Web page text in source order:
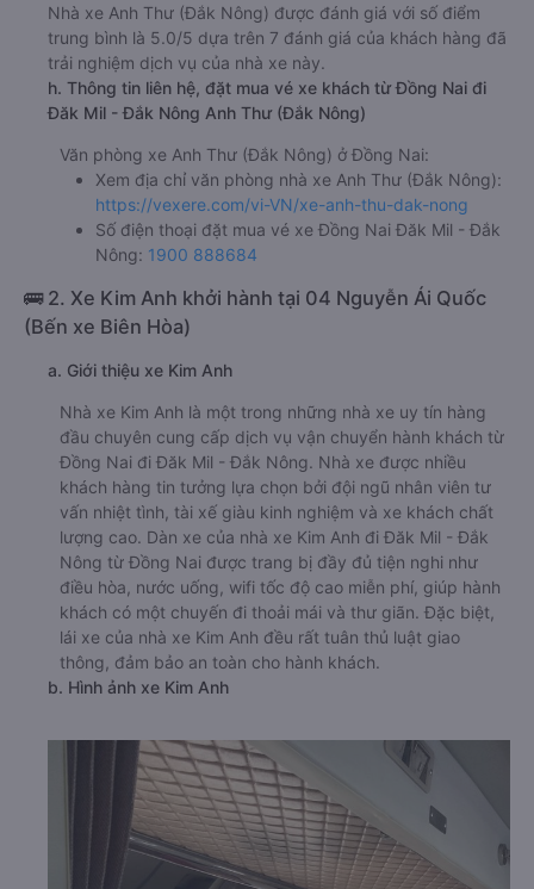
Nhà xe Anh Thư (Đắk Nông) được đánh giá với số điểm
trung bình là 5.0/5 dựa trên 7 đánh giá của khách hàng đã
trải nghiệm dịch vụ của nhà xe này.
h. Thông tin liên hệ, đặt mua vé xe khách từ Đồng Nai đi
Đăk Mil - Đắk Nông Anh Thư (Đắk Nông)
Văn phòng xe Anh Thư (Đắk Nông) ở Đồng Nai:
Xem địa chỉ văn phòng nhà xe Anh Thư (Đắk Nông):
https://vexere.com/vi-VN/xe-anh-thu-dak-nong
Số điện thoại đặt mua vé xe Đồng Nai Đăk Mil - Đắk
Nông: 1900 888684
🚌 2. Xe Kim Anh khởi hành tại 04 Nguyễn Ái Quốc
(Bến xe Biên Hòa)
a. Giới thiệu xe Kim Anh
Nhà xe Kim Anh là một trong những nhà xe uy tín hàng
đầu chuyên cung cấp dịch vụ vận chuyển hành khách từ
Đồng Nai đi Đăk Mil - Đắk Nông. Nhà xe được nhiều
khách hàng tin tưởng lựa chọn bởi đội ngũ nhân viên tư
vấn nhiệt tình, tài xế giàu kinh nghiệm và xe khách chất
lượng cao. Dàn xe của nhà xe Kim Anh đi Đăk Mil - Đắk
Nông từ Đồng Nai được trang bị đầy đủ tiện nghi như
điều hòa, nước uống, wifi tốc độ cao miễn phí, giúp hành
khách có một chuyến đi thoải mái và thư giãn. Đặc biệt,
lái xe của nhà xe Kim Anh đều rất tuân thủ luật giao
thông, đảm bảo an toàn cho hành khách.
b. Hình ảnh xe Kim Anh